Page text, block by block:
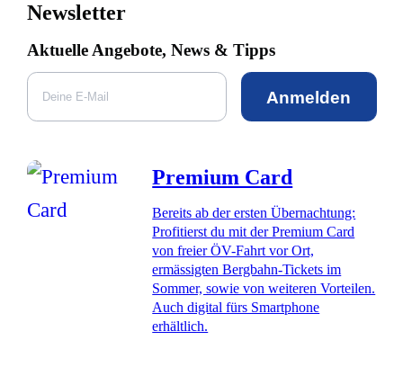
Newsletter
Aktuelle Angebote, News & Tipps
Anmelden
Premium Card
Bereits ab der ersten Übernachtung:
Profitierst du mit der Premium Card
von freier ÖV-Fahrt vor Ort,
ermässigten Bergbahn-Tickets im
Sommer, sowie von weiteren Vorteilen.
Auch digital fürs Smartphone
erhältlich.